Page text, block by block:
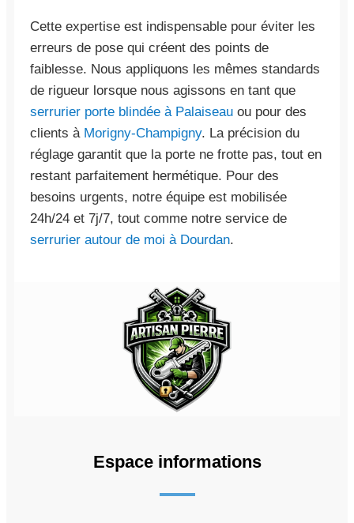
Cette expertise est indispensable pour éviter les
erreurs de pose qui créent des points de
faiblesse. Nous appliquons les mêmes standards
de rigueur lorsque nous agissons en tant que
serrurier porte blindée à Palaiseau ou pour des
clients à Morigny-Champigny. La précision du
réglage garantit que la porte ne frotte pas, tout en
restant parfaitement hermétique. Pour des
besoins urgents, notre équipe est mobilisée
24h/24 et 7j/7, tout comme notre service de
serrurier autour de moi à Dourdan.
Espace informations